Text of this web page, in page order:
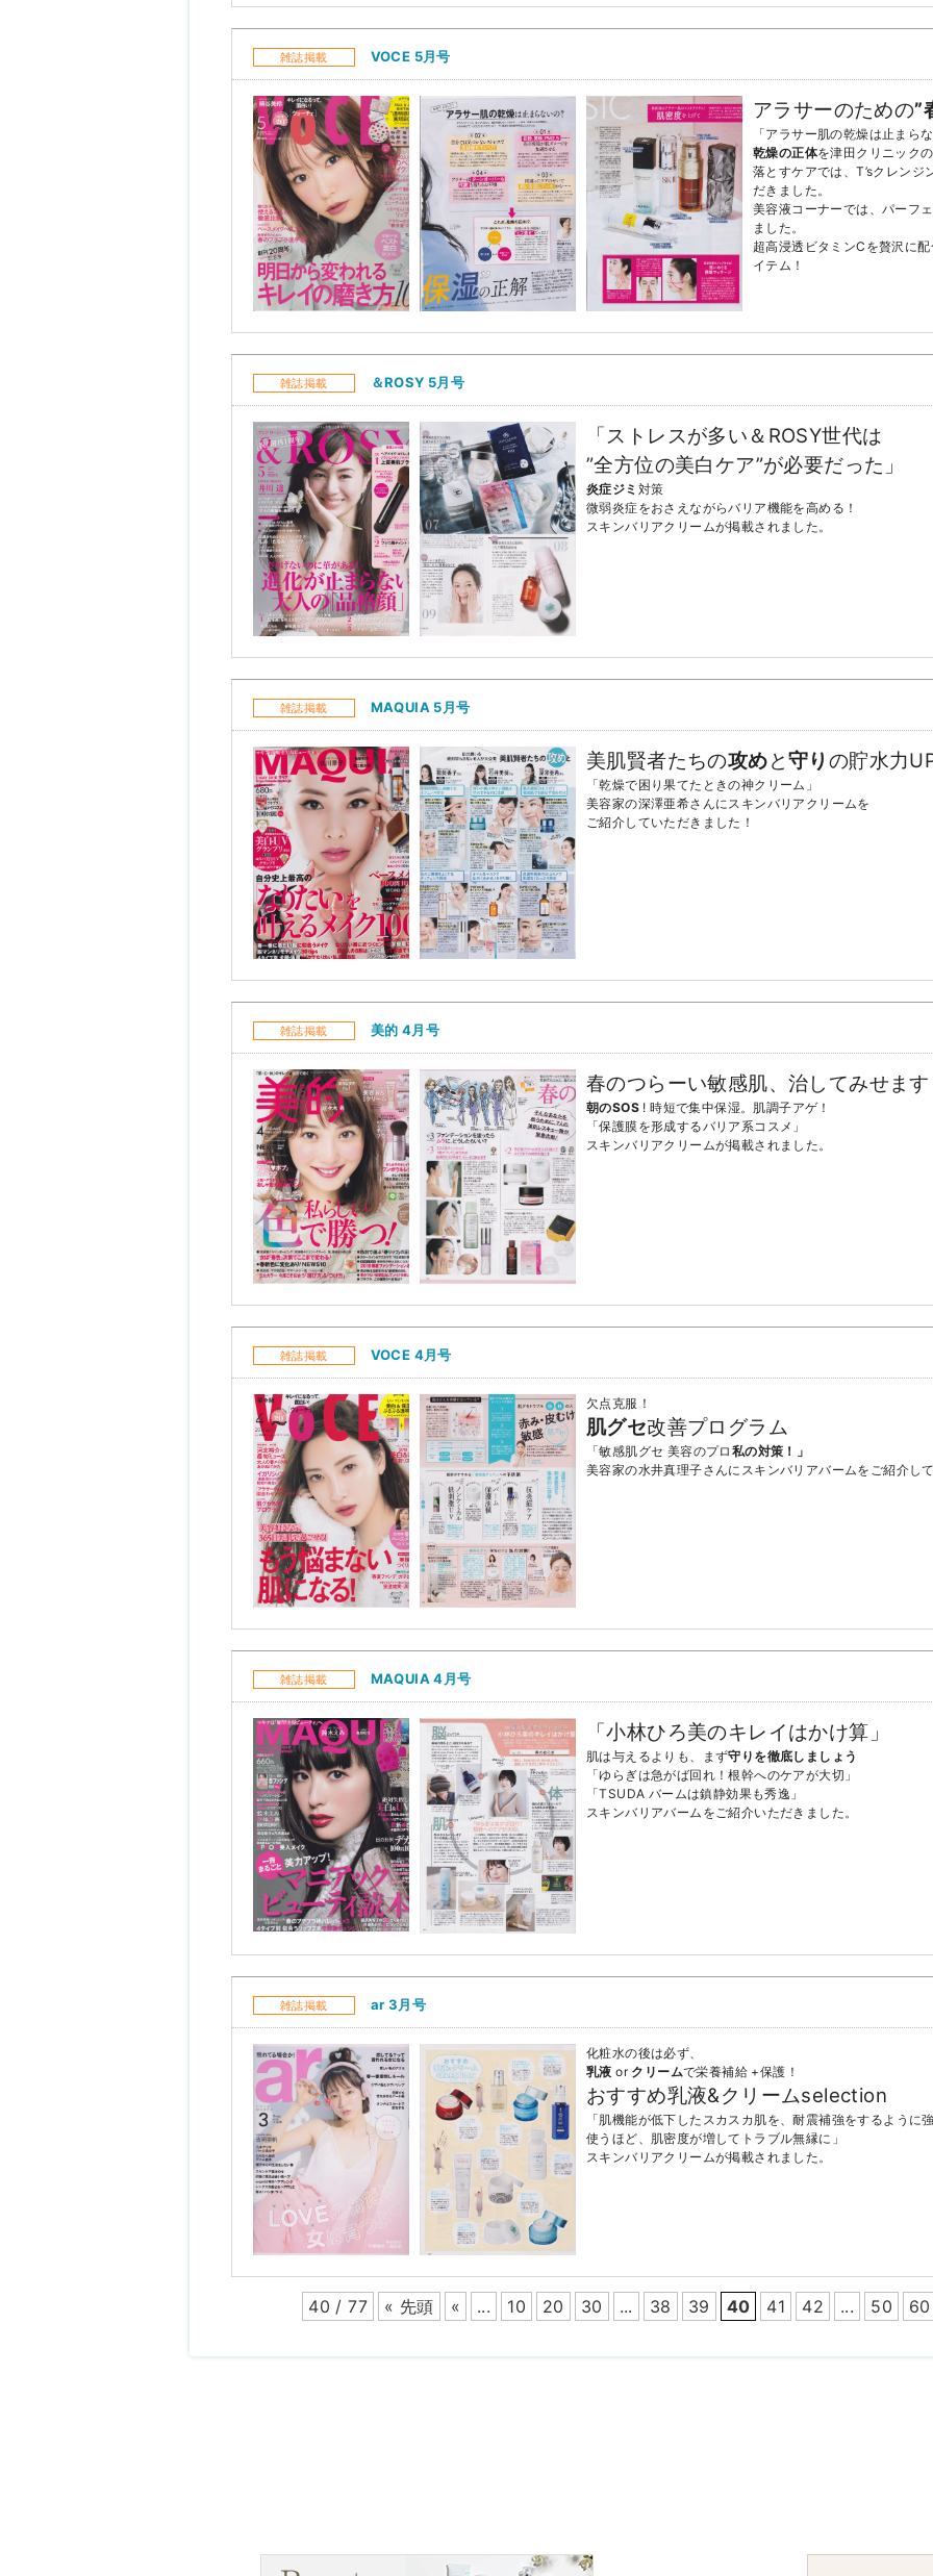
雑誌掲載 VOCE 5月号
アラサーのための”
「アラサー肌の乾燥は止まら
乾燥の正体を津田クリニック
落とすケアでは、T’sクレン
だきました。
美容液コーナーでは、パーフ
ました。
超高浸透ビタミンCを贅沢に
イテム！
雑誌掲載 ＆ROSY 5月号
「ストレスが多い＆ROSY世代は
”全方位の美白ケア”が必要だった」
炎症ジミ 対策
微弱炎症をおさえながらバリア機能を高める！
スキンバリアクリームが掲載されました。
雑誌掲載 MAQUIA 5月号
美肌賢者たちの攻めと守り の貯水力
「乾燥で困り果てたときの神クリーム」
美容家の深澤亜希さんにスキンバリアクリームを
ご紹介していただきました！
雑誌掲載 美的 4月号
春のつらーい敏感肌、治してみせま
朝のSOS ! 時短で集中保湿。肌調子アゲ！
「保護膜を形成するバリア系コスメ」
スキンバリアクリームが掲載されました。
雑誌掲載 VOCE 4月号
欠点克服！
肌グセ改善プログラム
「敏感肌グセ 美容のプロ 私の対策！」
美容家の水井真理子さんにスキンバリアバームをご紹介し
雑誌掲載 MAQUIA 4月号
「小林ひろ美のキレイはかけ算」
肌は与えるよりも、まず守りを徹底しましょう
「ゆらぎは急がば回れ！根幹へのケアが大切」
「TSUDA バームは鎮静効果も秀逸」
スキンバリアバームをご紹介いただきました。
雑誌掲載 ar 3月号
化粧水の後は必ず、
乳液 or クリームで栄養補給 +保護！
おすすめ乳液&クリームselection
「肌機能が低下したスカスカ肌を、耐震補強をするように
使うほど、肌密度が増してトラブル無縁に」
スキンバリアクリームが掲載されました。
40 / 77 « 先頭 « ... 10 20 30 ... 38 39 40 41 42 ... 50 60